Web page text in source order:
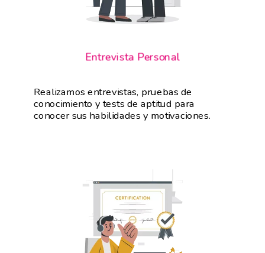
Entrevista Personal
Realizamos entrevistas, pruebas de
conocimiento y tests de aptitud para
conocer sus habilidades y motivaciones.